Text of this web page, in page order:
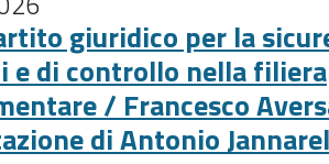
giuridico per la
e di controllo nella filiera
/ Francesco
di Antonio